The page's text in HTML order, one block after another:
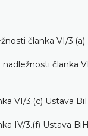
članka VI/3.(a)
članka
VI/3.(c) Ustava
IV/3.(f) Ustava BiH